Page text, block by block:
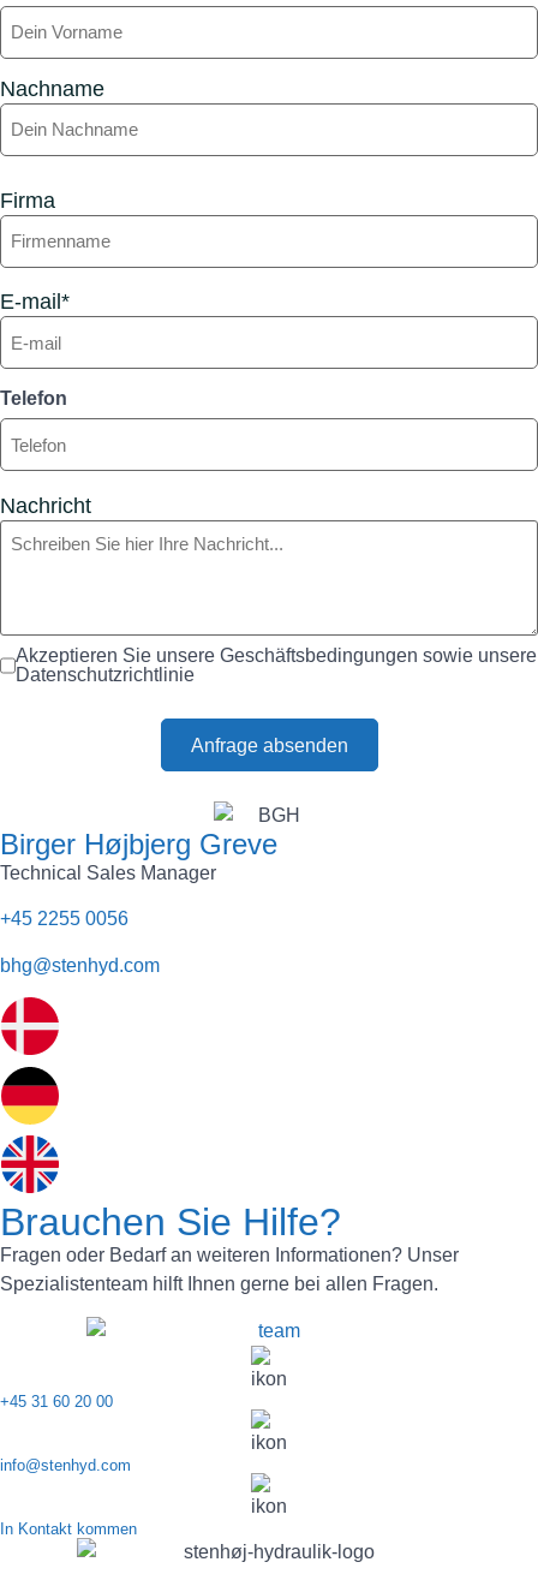
Nachname
Firma
E-mail*
Telefon
Nachricht
Akzeptieren Sie unsere Geschäftsbedingungen sowie unsere
Datenschutzrichtlinie
Birger Højbjerg Greve
Technical Sales Manager
+45 2255 0056
bhg@stenhyd.com
Brauchen Sie Hilfe?
Fragen oder Bedarf an weiteren Informationen? Unser
Spezialistenteam hilft Ihnen gerne bei allen Fragen.
+45 31 60 20 00
info@stenhyd.com
In Kontakt kommen